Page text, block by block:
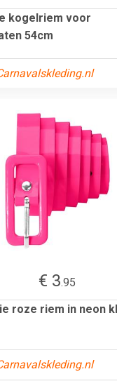
kogelriem voor
54cm
€ 3.95
roze riem in neon